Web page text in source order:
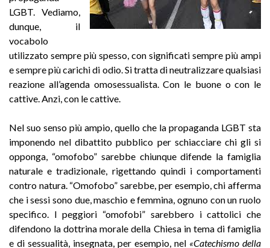
LGBT. Vediamo,
dunque, il
vocabolo
utilizzato sempre più spesso, con significati sempre più ampi
e sempre più carichi di odio. Si tratta di neutralizzare qualsiasi
reazione all’agenda omosessualista. Con le buone o con le
cattive. Anzi, con le cattive.
Nel suo senso più ampio, quello che la propaganda LGBT sta
imponendo nel dibattito pubblico per schiacciare chi gli si
opponga, “omofobo” sarebbe chiunque difende la famiglia
naturale e tradizionale, rigettando quindi i comportamenti
contro natura. “Omofobo” sarebbe, per esempio, chi afferma
che i sessi sono due, maschio e femmina, ognuno con un ruolo
specifico. I peggiori “omofobi” sarebbero i cattolici che
difendono la dottrina morale della Chiesa in tema di famiglia
e di sessualità, insegnata, per esempio, nel «Catechismo della